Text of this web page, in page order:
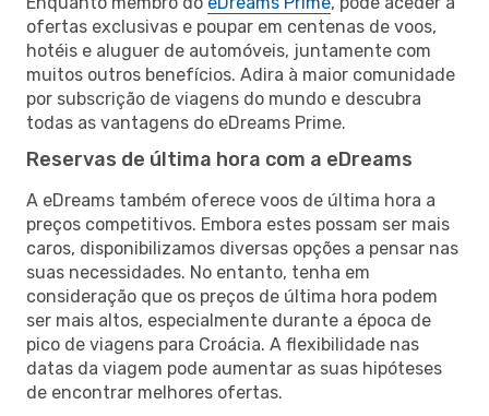
ofertas exclusivas e poupar em centenas de voos,
hotéis e aluguer de automóveis, juntamente com
muitos outros benefícios. Adira à maior comunidade
por subscrição de viagens do mundo e descubra
todas as vantagens do eDreams Prime.
Reservas de última hora com a eDreams
A eDreams também oferece voos de última hora a
preços competitivos. Embora estes possam ser mais
caros, disponibilizamos diversas opções a pensar nas
suas necessidades. No entanto, tenha em
consideração que os preços de última hora podem
ser mais altos, especialmente durante a época de
pico de viagens para Croácia. A flexibilidade nas
datas da viagem pode aumentar as suas hipóteses
de encontrar melhores ofertas.